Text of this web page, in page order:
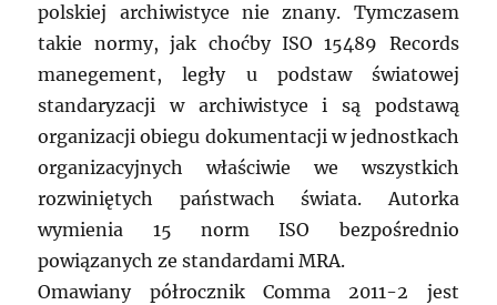
polskiej archiwistyce nie znany. Tymczasem
takie normy, jak choćby ISO 15489 Records
manegement, legły u podstaw światowej
standaryzacji w archiwistyce i są podstawą
organizacji obiegu dokumentacji w jednostkach
organizacyjnych właściwie we wszystkich
rozwiniętych państwach świata. Autorka
wymienia 15 norm ISO bezpośrednio
powiązanych ze standardami MRA.
Omawiany półrocznik Comma 2011-2 jest